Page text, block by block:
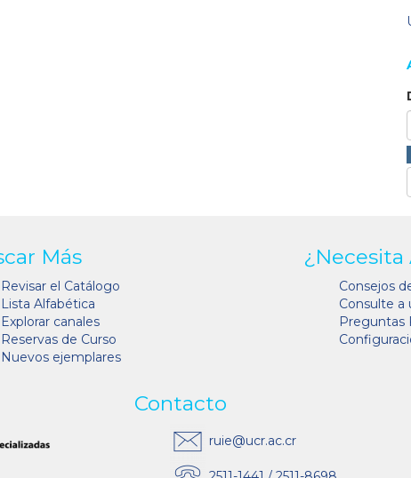
Más
Revisar el Catálogo
Lista Alfabética
Explorar canales
Reservas de Curso
Nuevos ejemplares
¿Necesita
Consejos
Consulte a
Preguntas
Contacto
ruie@ucr.ac.cr